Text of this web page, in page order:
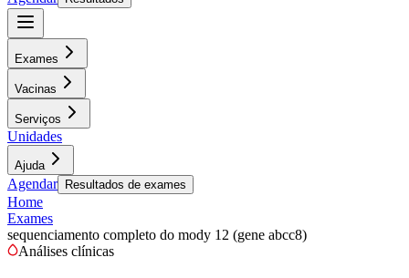
Exames
Vacinas
Serviços
Unidades
Ajuda
Agendar Resultados de exames
Home
Exames
sequenciamento completo do mody 12 (gene abcc8)
Análises clínicas